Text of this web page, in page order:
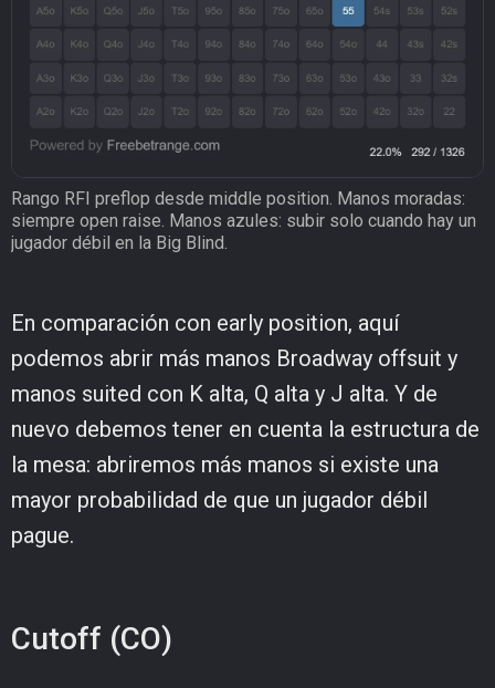
Rango RFI preflop desde middle position. Manos moradas:
siempre open raise. Manos azules: subir solo cuando hay un
jugador débil en la Big Blind.
En comparación con early position, aquí
podemos abrir más manos Broadway offsuit y
manos suited con K alta, Q alta y J alta. Y de
nuevo debemos tener en cuenta la estructura de
la mesa: abriremos más manos si existe una
mayor probabilidad de que un jugador débil
pague.
Cutoff (CO)